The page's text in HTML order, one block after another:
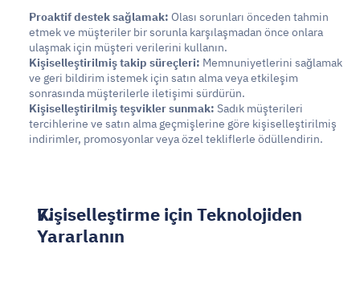
Proaktif destek sağlamak: Olası sorunları önceden tahmin
etmek ve müşteriler bir sorunla karşılaşmadan önce onlara
ulaşmak için müşteri verilerini kullanın.
Kişiselleştirilmiş takip süreçleri: Memnuniyetlerini sağlamak
ve geri bildirim istemek için satın alma veya etkileşim
sonrasında müşterilerle iletişimi sürdürün.
Kişiselleştirilmiş teşvikler sunmak: Sadık müşterileri
tercihlerine ve satın alma geçmişlerine göre kişiselleştirilmiş
indirimler, promosyonlar veya özel tekliflerle ödüllendirin.
Kişiselleştirme için Teknolojiden
Yararlanın